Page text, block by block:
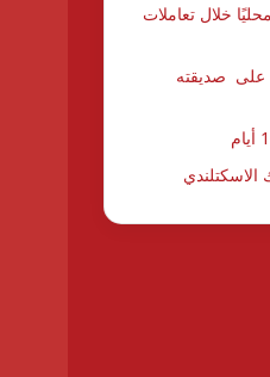
خلال تعاملات
على صديقته